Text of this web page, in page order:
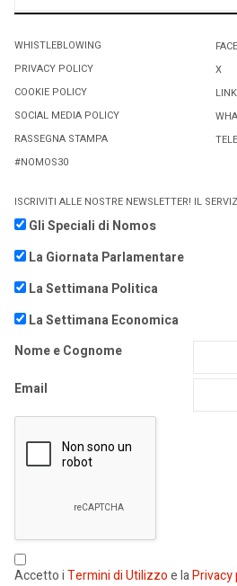
WHISTLEBLOWING
PRIVACY POLICY
COOKIE POLICY
SOCIAL MEDIA POLICY
RASSEGNA STAMPA
#NOMOS30
X
ISCRIVITI ALLE NOSTRE NEWSLETTER! IL
Gli Speciali di Nomos
La Giornata Parlamentare
La Settimana Politica
La Settimana Economica
Nome e Cognome
Email
Accetto iTermini di Utilizzoe laPrivacy